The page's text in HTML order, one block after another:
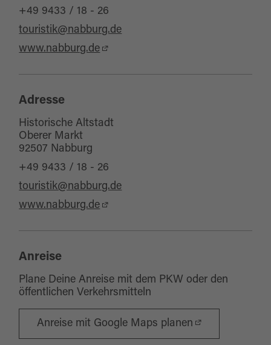
+49 9433 / 18 - 26
touristik@nabburg.de
www.nabburg.de
Adresse
Historische Altstadt
Oberer Markt
92507 Nabburg
+49 9433 / 18 - 26
touristik@nabburg.de
www.nabburg.de
Anreise
Plane Deine Anreise mit dem PKW oder den
öffentlichen Verkehrsmitteln
Anreise mit Google Maps planen